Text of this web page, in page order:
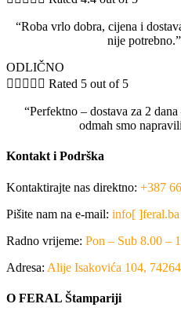
“Roba vrlo dobra, cijena i
nije
ODLIČNO
     Rated 5 out of 5
“Perfektno – dostava za 2
odmah smo
Kontakt i Podrška
Kontaktirajte nas direktno: +387
Pišite nam na e-mail: info[ ]feral.ba
Radno vrijeme: Pon – Sub 8.00 –
Adresa: Alije Isakovića 104, 74264
O FERAL Štampariji